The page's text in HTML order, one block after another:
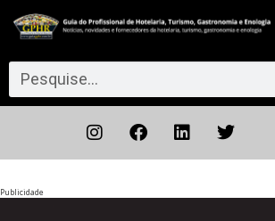
Publicidade